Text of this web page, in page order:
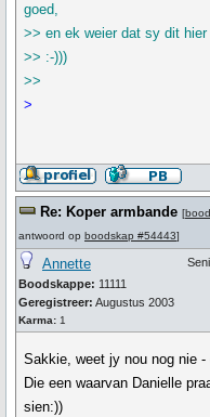
goed,
>> en ek weier dat sy dit
>> :-)))
>>
>
Re: Koper armbande [
antwoord op boodskap #54443]
Annette
Boodskappe: 11111
Geregistreer: Augustus 2003
Karma: 1
Sakkie, weet jy nou nog nie
Die een waarvan Danielle
sien:))